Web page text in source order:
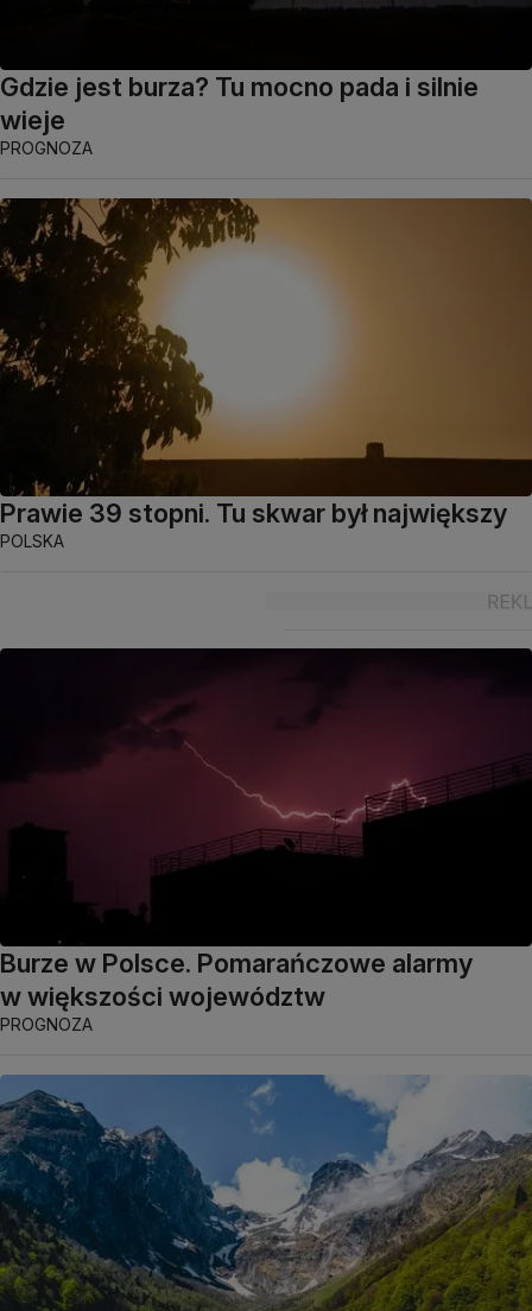
Gdzie jest burza? Tu mocno pada i silnie
wieje
PROGNOZA
Prawie 39 stopni. Tu skwar był największy
POLSKA
Burze w Polsce. Pomarańczowe alarmy
w większości województw
PROGNOZA